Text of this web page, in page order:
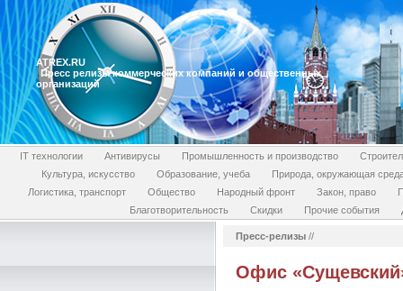
ATREX.RU
Пресс релизы коммерческих компаний и общественных
организаций
IT технологии Антивирусы Промышленность и производство
Культура, искусство
Образование, учеба
Природа, окружающая
Логистика, транспорт
Общество Народный фронт Закон, право
Благотворительность
Скидки Прочие события
Пресс-релизы //
Офис